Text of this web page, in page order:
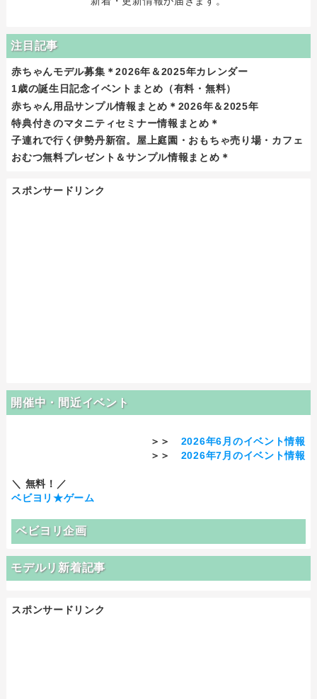
注目記事
赤ちゃんモデル募集＊2026年＆2025年カレンダー
1歳の誕生日記念イベントまとめ（有料・無料）
赤ちゃん用品サンプル情報まとめ＊2026年＆2025年
特典付きのマタニティセミナー情報まとめ＊
子連れで行く伊勢丹新宿。屋上庭園・おもちゃ売り場・カフェ
おむつ無料プレゼント＆サンプル情報まとめ＊
スポンサードリンク
開催中・間近イベント
＞＞ 2026年6月のイベント情報
＞＞ 2026年7月のイベント情報
＼ 無料！／
ベビヨリ★ゲーム
ベビヨリ企画
モデルリ新着記事
スポンサードリンク